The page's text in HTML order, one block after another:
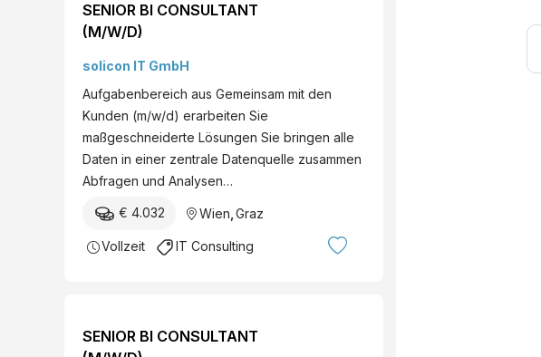
SENIOR BI CONSULTANT
(M/W/D)
solicon IT GmbH
Aufgabenbereich aus Gemeinsam mit den
Kunden (m/w/d) erarbeiten Sie
maßgeschneiderte Lösungen Sie bringen alle
Daten in einer zentrale Datenquelle zusammen
Abfragen und Analysen…
€ 4.032 Wien Graz
Vollzeit IT Consulting
SENIOR BI CONSULTANT